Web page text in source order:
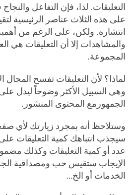
التعليقات. لذا، فإن التفاعل
على هذه الثلاث عناصر الرئيسية
انتشاره. ولكن، على الرغم من
والمشاهدات إلا أن التعليقات هي
المجموعة.
لماذا؟ لأن التعليقات تفسح المجال
وهي السبيل الأكثر وضوحاً ليدل
الجمهورمع المحتوى المنشور.
وستلاحظ أنه بمجرد زيارتك لأي
سيجذب انتباهك كمية التعليقات
عدد أو كمية التعليقات وكذلك
الإيجاب ستقيس حب ومصداقية
الخدمات أو الخ…